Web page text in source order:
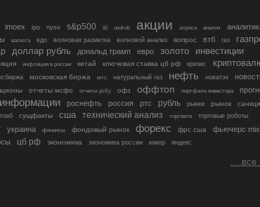
imoex ipo nyse s&p500 si usdrub акции алроса анализ
валюта вдо волновая разметка волновой анализ вопрос втб газ
доллар рубль дональд трамп евро золото инвестиции
инфляция в россии китай ключевая ставка цб рф кризис
московская биржа мтс натуральный газ нефть новатэк
отчеты мсфо отчеты рсбу офз оффтоп портфель инвестора
роснефть россия ртс рубль рынки рынок
сущфакты сша технический анализ торговля торговые роботы
украина финансы фондовый рынок форекс фрс сша фьючерс mix
цб рф экономика экономика россии юмор яндекс
....все